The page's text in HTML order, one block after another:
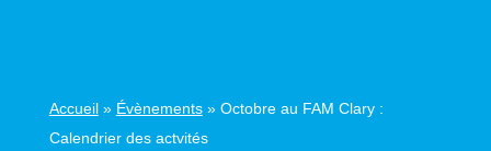
Accueil» Évènements» Octobre au FAM Clary :
Calendrier des actvités